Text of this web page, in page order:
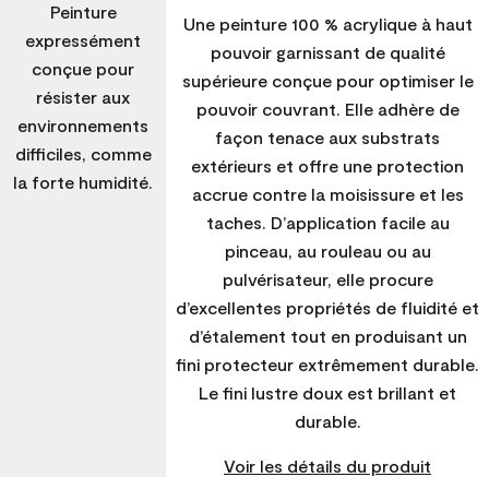
Peinture
expressément
conçue pour
résister aux
environnements
difficiles, comme
la forte humidité.
Une peinture 100 % acrylique à haut
pouvoir garnissant de qualité
supérieure conçue pour optimiser le
pouvoir couvrant. Elle adhère de
façon tenace aux substrats
extérieurs et offre une protection
accrue contre la moisissure et les
taches. D’application facile au
pinceau, au rouleau ou au
pulvérisateur, elle procure
d’excellentes propriétés de fluidité et
d’étalement tout en produisant un
fini protecteur extrêmement durable.
Le fini lustre doux est brillant et
durable.
Voir les détails du produit